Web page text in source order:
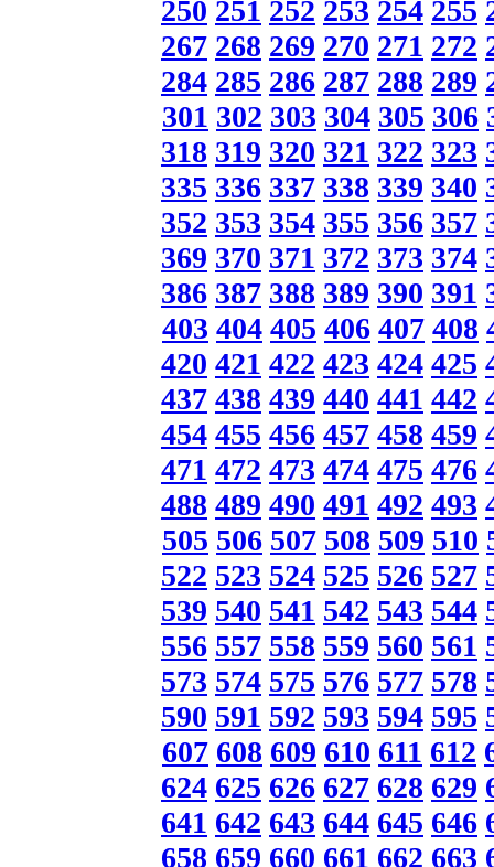
250 251 252 253 254 255
267 268 269 270 271 272
284 285 286 287 288 289
301 302 303 304 305 306
318 319 320 321 322 323
335 336 337 338 339 340
352 353 354 355 356 357
369 370 371 372 373 374
386 387 388 389 390 391
403 404 405 406 407 408
420 421 422 423 424 425
437 438 439 440 441 442
454 455 456 457 458 459
471 472 473 474 475 476
488 489 490 491 492 493
505 506 507 508 509 510
522 523 524 525 526 527
539 540 541 542 543 544
556 557 558 559 560 561
573 574 575 576 577 578
590 591 592 593 594 595
607 608 609 610 611 612
624 625 626 627 628 629
641 642 643 644 645 646
658 659 660 661 662 663